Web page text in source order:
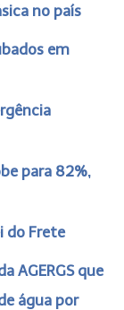
no país
em
para 82%,
do Frete
AGERGS que
água por